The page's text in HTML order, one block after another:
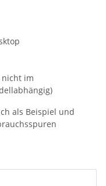
nicht im
als Beispiel und